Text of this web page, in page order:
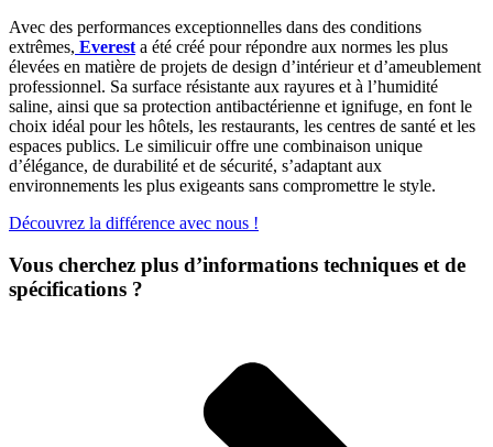
Avec des performances exceptionnelles dans des conditions
extrêmes, Everest a été créé pour répondre aux normes les plus
élevées en matière de projets de design d’intérieur et d’ameublement
professionnel. Sa surface résistante aux rayures et à l’humidité
saline, ainsi que sa protection antibactérienne et ignifuge, en font le
choix idéal pour les hôtels, les restaurants, les centres de santé et les
espaces publics. Le similicuir offre une combinaison unique
d’élégance, de durabilité et de sécurité, s’adaptant aux
environnements les plus exigeants sans compromettre le style.
Découvrez la différence avec nous !
Vous cherchez plus d’informations techniques et de
spécifications ?